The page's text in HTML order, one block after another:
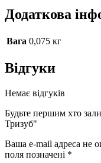
Додаткова
Вага 0,075 кг
Відгуки
Немає відгуків
Будьте першим хто
Тризуб"
Ваша e-mail адреса не
поля позначені *